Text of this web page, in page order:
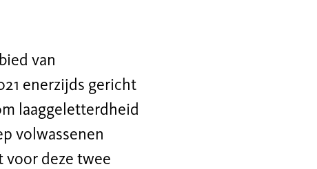
van
enerzijds gericht
laaggeletterdheid
volwassenen
voor deze twee